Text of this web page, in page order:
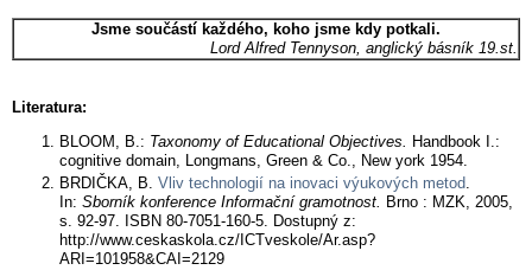
Jsme součástí každého, koho jsme kdy potkali.
Lord Alfred Tennyson, anglický básník 19.st.
Literatura:
BLOOM, B.: Taxonomy of Educational Objectives. Handbook I.:
cognitive domain, Longmans, Green & Co., New york 1954.
BRDIČKA, B. Vliv technologií na inovaci výukových metod.
In: Sborník konference Informační gramotnost. Brno : MZK, 2005,
s. 92-97. ISBN 80-7051-160-5. Dostupný z:
http://www.ceskaskola.cz/ICTveskole/Ar.asp?
ARI=101958&CAI=2129